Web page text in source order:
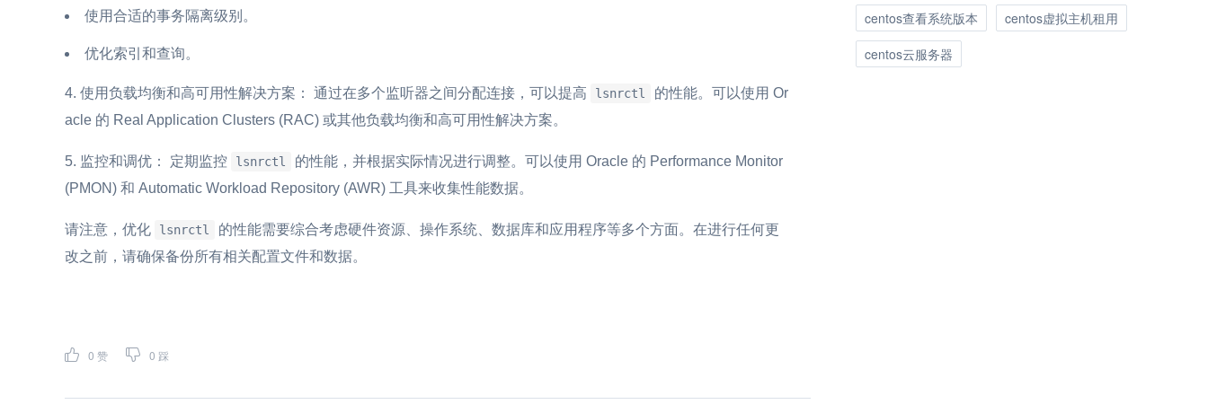
使用合适的事务隔离级别。
优化索引和查询。
使用负载均衡和高可用性解决方案： 通过在多个监听器之间分配连接，可以提高 lsnrctl
的性能。可以使用 Or
acle 的 Real Application Clusters (RAC) 或其他负载均衡和高可用性解决方案。
监控和调优： 定期监控 lsnrctl
的性能，并根据实际情况进行调整。可以使用 Oracle 的 Performance Monitor
(PMON) 和 Automatic Workload Repository (AWR) 工具来收集性能数据。
请注意，优化 lsnrctl
的性能需要综合考虑硬件资源、操作系统、数据库和应用程序等多个方面。在进行任何更
改之前，请确保备份所有相关配置文件和数据。
0 赞 0 踩
centos查看系统版本
centos虚拟主机租用
centos云服务器